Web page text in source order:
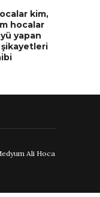
kim,
hocalar
yapan
Ali Hoca